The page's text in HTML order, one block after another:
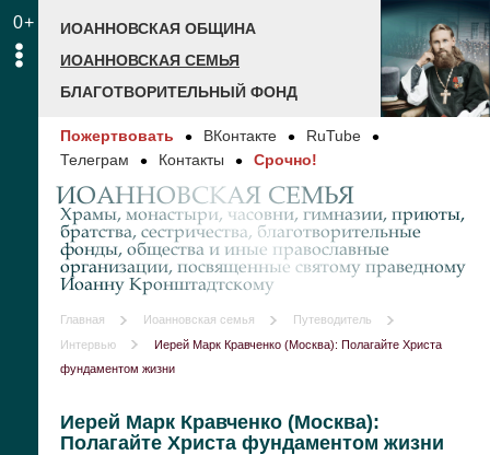
0+
ИОАННОВСКАЯ ОБЩИНА
ИОАННОВСКАЯ СЕМЬЯ
БЛАГОТВОРИТЕЛЬНЫЙ ФОНД
Пожертвовать ВКонтакте
RuTube
Телеграм
Контакты Срочно!
ИОАННОВСКАЯ СЕМЬЯ
Храмы, монастыри, часовни, гимназии, приюты,
братства, сестричества, благотворительные
фонды, общества и иные православные
организации, посвященные святому праведному
Иоанну Кронштадтскому
Главная Иоанновская семья
Путеводитель
Интервью
Иерей Марк Кравченко (Москва): Полагайте Христа
фундаментом жизни
Иерей Марк Кравченко (Москва):
Полагайте Христа фундаментом жизни